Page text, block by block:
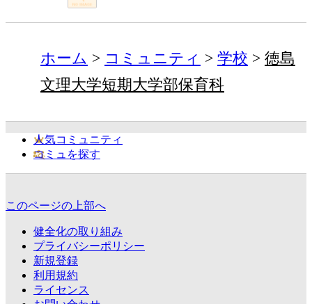
ホーム コミュニティ 学校
徳島
文理大学短期大学部保育科
人気コミュニティ
コミュを探す
このページの上部へ
健全化の取り組み
プライバシーポリシー
新規登録
利用規約
ライセンス